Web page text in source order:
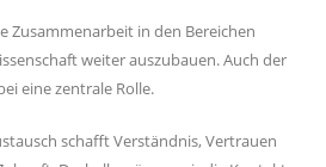
Zusammenarbeit in den Bereichen
weiter auszubauen. Auch der
eine zentrale Rolle.
schafft Verständnis, Vertrauen